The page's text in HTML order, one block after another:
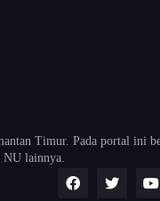
Timur. Pada portal ini
NU lainnya.